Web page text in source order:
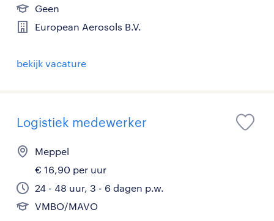
Geen
European Aerosols B.V.
bekijk vacature
Logistiek medewerker
Meppel
€ 16,90 per uur
24 - 48 uur, 3 - 6 dagen p.w.
VMBO/MAVO